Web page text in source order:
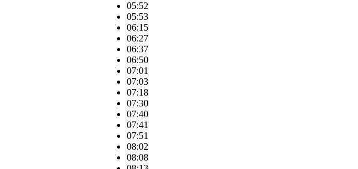
05:52
05:53
06:15
06:27
06:37
06:50
07:01
07:03
07:18
07:30
07:40
07:41
07:51
08:02
08:08